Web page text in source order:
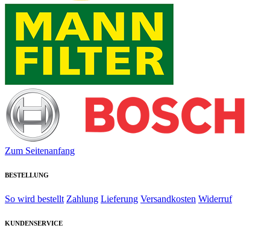
Zum Seitenanfang
BESTELLUNG
So wird bestellt Zahlung Lieferung Versandkosten Widerruf
KUNDENSERVICE